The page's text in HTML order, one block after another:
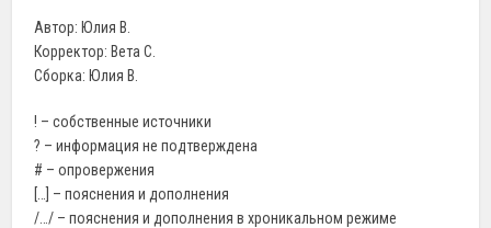
Автор: Юлия В.
Корректор: Вета С.
Сборка: Юлия В.
! – собственные источники
? – информация не подтверждена
# – опровержения
[…] – пояснения и дополнения
/…/ – пояснения и дополнения в хроникальном режиме